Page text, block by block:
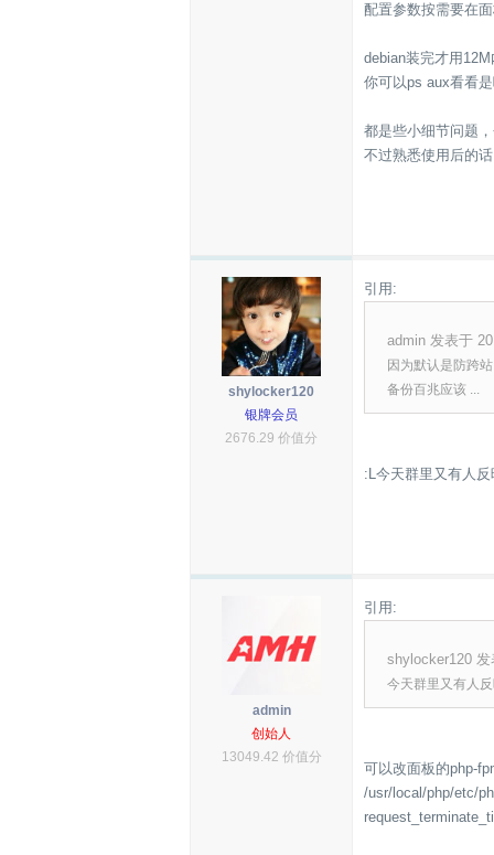
配置参数按需要在
debian装完才用
你可以ps aux看看
都是些小细节问题
不过熟悉使用后的
shylocker120
银牌会员
2676.29 价值分
引用:
admin 发表于
因为默认是防跨
备份百兆应该 ...
:L今天群里又有人
admin
创始人
13049.42 价值分
引用:
shylocker120
今天群里又有人
可以改面板的php-
/usr/local/php/etc/